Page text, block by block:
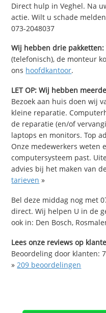
Direct hulp in Veghel. Na
actie. Wilt u schade
073-2048037
Wij hebben drie pakketten:
(telefonisch), de monteur
ons hoofdkantoor.
LET OP: Wij hebben
Bezoek aan huis doen wij
kleine reparatie.
de reparatie (en/of
laptops en monitors. Top
Onze medewerkers weten
computersysteem past.
advies bij het maken van
tarieven »
Bel deze middag nog met
direct. Wij helpen U in de
ook in: Den Bosch,
Lees onze reviews op
Beoordeling door klanten:
» 209 beoordelingen